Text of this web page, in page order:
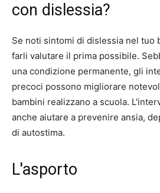
con dislessia?
Se noti sintomi di dislessia nel tuo
farli valutare il prima possibile.
una condizione permanente, gli
precoci possono migliorare
bambini realizzano a scuola.
anche aiutare a prevenire ansia,
di autostima.
L'asporto